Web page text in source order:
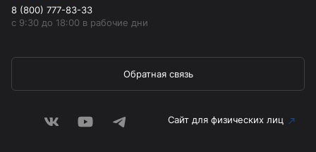
8 (800) 777-83-33
с 9:30 до 18:00 в рабочие дни
Обратная связь
Сайт для физических лиц